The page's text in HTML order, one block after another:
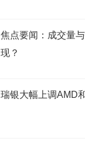
焦点要闻：成交量
现？
瑞银大幅上调AMD